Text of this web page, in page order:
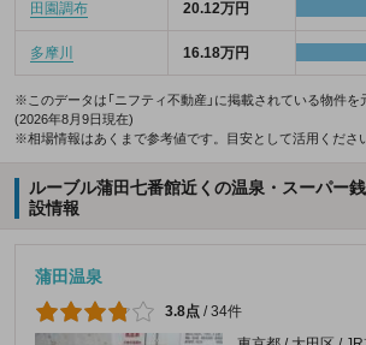
田園調布 20.12万円
多摩川 16.18万円
※このデータは「ニフティ不動産」に掲載されている物件を
(2026年8月9日現在)
※相場情報はあくまで参考値です。目安として活用くださ
ルーブル蒲田七番館近くの温泉・スーパー
設情報
蒲田温泉
3.8点 /34件